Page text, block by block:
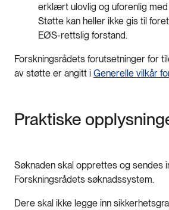
erklært ulovlig og uforenlig
Støtte kan heller ikke gis til
EØS-rettslig forstand.
Forskningsrådets forutsetninger for
av støtte er angitt i Generelle vilkår
Praktiske
Søknaden skal opprettes og sendes
Forskningsrådets søknadssystem.
Dere skal ikke legge inn